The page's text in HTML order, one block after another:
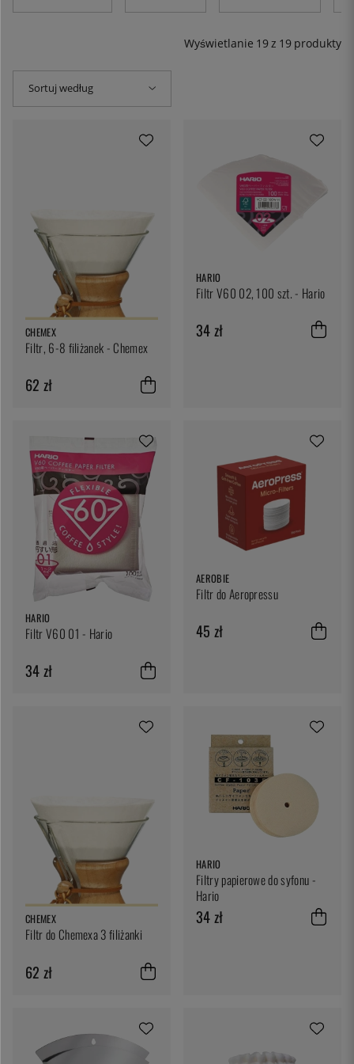
Wyświetlanie 19z 19 produkty
Sortuj według
CHEMEX
Filtr, 6-8 filiżanek - Chemex
62 zł
HARIO
Filtr V60 02, 100 szt. - Hario
34 zł
HARIO
Filtr V60 01 - Hario
34 zł
AEROBIE
Filtr do Aeropressu
45 zł
CHEMEX
Filtr do Chemexa 3 filiżanki
62 zł
HARIO
Filtry papierowe do syfonu -
Hario
34 zł